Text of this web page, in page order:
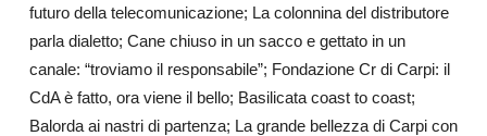
futuro della telecomunicazione; La colonnina del distributore
parla dialetto; Cane chiuso in un sacco e gettato in un
canale: “troviamo il responsabile”; Fondazione Cr di Carpi: il
CdA è fatto, ora viene il bello; Basilicata coast to coast;
Balorda ai nastri di partenza; La grande bellezza di Carpi con